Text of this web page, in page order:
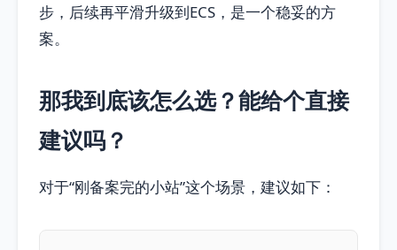
步，后续再平滑升级到ECS，是一个稳妥的方
案。
那我到底该怎么选？能给个直接
建议吗？
对于“刚备案完的小站”这个场景，建议如下：